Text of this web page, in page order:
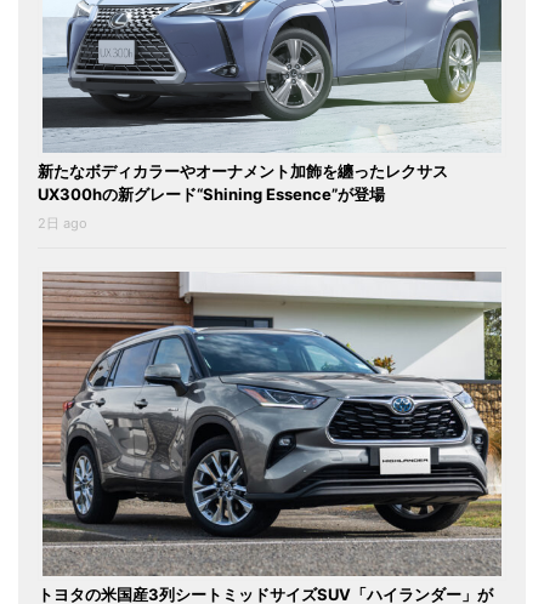
新たなボディカラーやオーナメント加飾を纏ったレクサス
UX300hの新グレード“Shining Essence”が登場
2日 ago
トヨタの米国産3列シートミッドサイズSUV「ハイランダー」が